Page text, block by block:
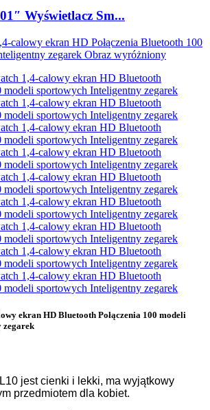
Wyświetlacz Sm...
ekran HD Bluetooth Połączenia 100 modeli
zegarek
jest cienki i lekki, ma wyjątkowy
przedmiotem dla kobiet.